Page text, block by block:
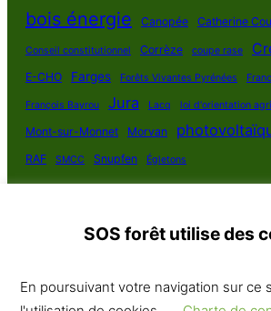
bois énergie Canopée Catherine
Conseil constitutionnel Corrèze coupe rase
E-CHO Farges Forêts Vivantes Pyrénées
François Bayrou Jura Lacq loi d'orientation
Mont-sur-Monnet
Morvan
RAF SMCC Snupfen Égletons
SOS Forêt France
Politique de confidentialité· Contact
SOS forêt utilise des
En poursuivant votre navigation sur ce